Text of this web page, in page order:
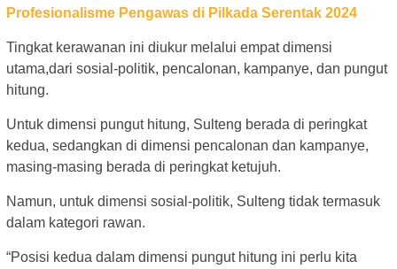
Profesionalisme Pengawas di Pilkada Serentak 2024
Tingkat kerawanan ini diukur melalui empat dimensi
utama,dari sosial-politik, pencalonan, kampanye, dan pungut
hitung.
Untuk dimensi pungut hitung, Sulteng berada di peringkat
kedua, sedangkan di dimensi pencalonan dan kampanye,
masing-masing berada di peringkat ketujuh.
Namun, untuk dimensi sosial-politik, Sulteng tidak termasuk
dalam kategori rawan.
“Posisi kedua dalam dimensi pungut hitung ini perlu kita